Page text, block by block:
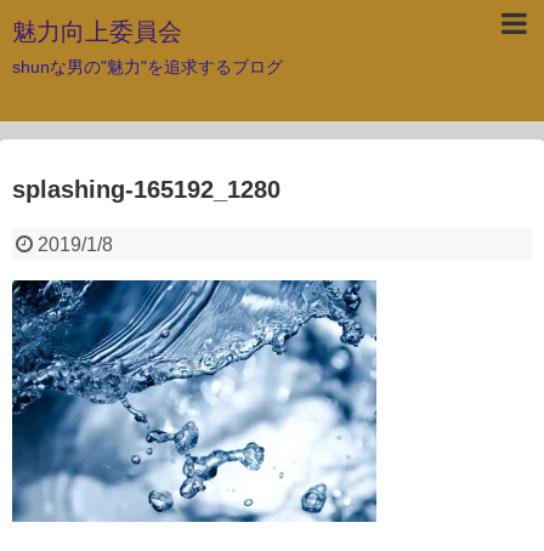
魅力向上委員会
shunな男の"魅力"を追求するブログ
splashing-165192_1280
2019/1/8